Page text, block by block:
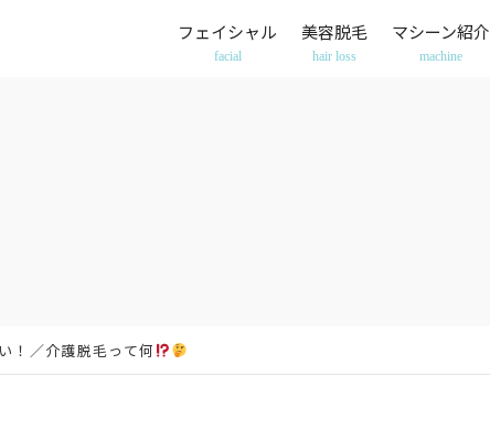
フェイシャル
facial
美容脱毛
hair loss
マシーン紹介
machine
！／介護脱毛って何